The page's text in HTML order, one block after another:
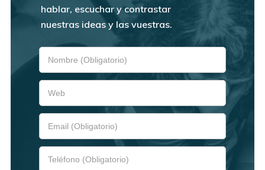
hablar, escuchar y contrastar
nuestras ideas y las vuestras.